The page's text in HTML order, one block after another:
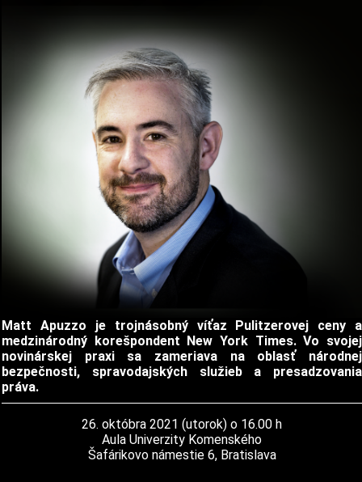
Matt Apuzzo je trojnásobný víťaz Pulitzerovej ceny a
medzinárodný korešpondent New York Times. Vo svojej
novinárskej praxi sa zameriava na oblasť národnej
bezpečnosti, spravodajských služieb a presadzovania
práva.
26. októbra 2021 (utorok) o 16.00 h
Aula Univerzity Komenského
Šafárikovo námestie 6, Bratislava